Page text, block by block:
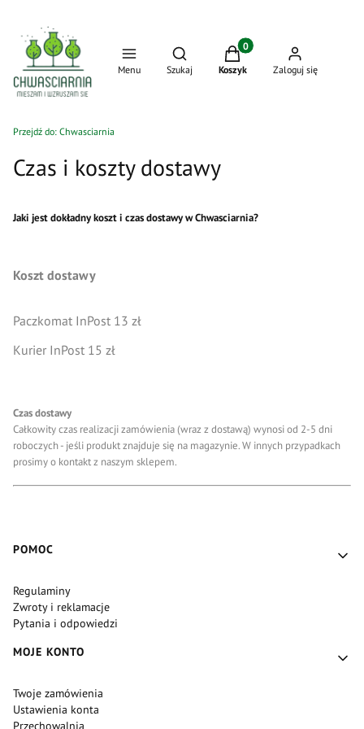
Menu
Otwórz wyszukiwarkę
Szukaj
Produkty w koszyku: 0.
Koszyk Zaloguj się
Przejdź do: Chwasciarnia
Czas i koszty dostawy
Jaki jest dokładny koszt i czas dostawy w Chwasciarnia?
Koszt dostawy
Paczkomat InPost 13 zł
Kurier InPost 15 zł
Czas dostawy
Całkowity czas realizacji zamówienia (wraz z dostawą) wynosi od 2-5 dni
roboczych - jeśli produkt znajduje się na magazynie. W innych przypadkach
prosimy o kontakt z naszym sklepem.
Linki w stopce
POMOC
Regulaminy
Zwroty i reklamacje
Pytania i odpowiedzi
MOJE KONTO
Twoje zamówienia
Ustawienia konta
Przechowalnia